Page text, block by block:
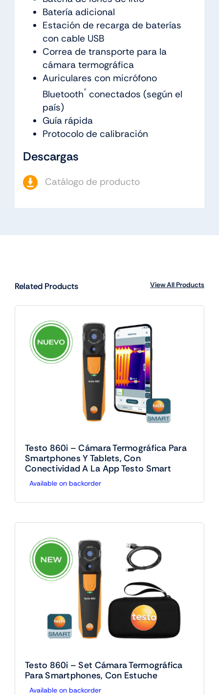
Batería adicional
Estación de recarga de baterías
con cable USB
Correa de transporte para la
cámara termográfica
Auriculares con micrófono
Bluetooth® conectados (según el
país)
Guía rápida
Protocolo de calibración
Descargas
Catálogo de producto
Related Products View All Products
Testo 860i – Cámara Termográfica Para
Smartphones Y Tablets, Con
Conectividad A La App Testo Smart
Available on backorder
Testo 860i – Set Cámara Termográfica
Para Smartphones, Con Estuche
Available on backorder